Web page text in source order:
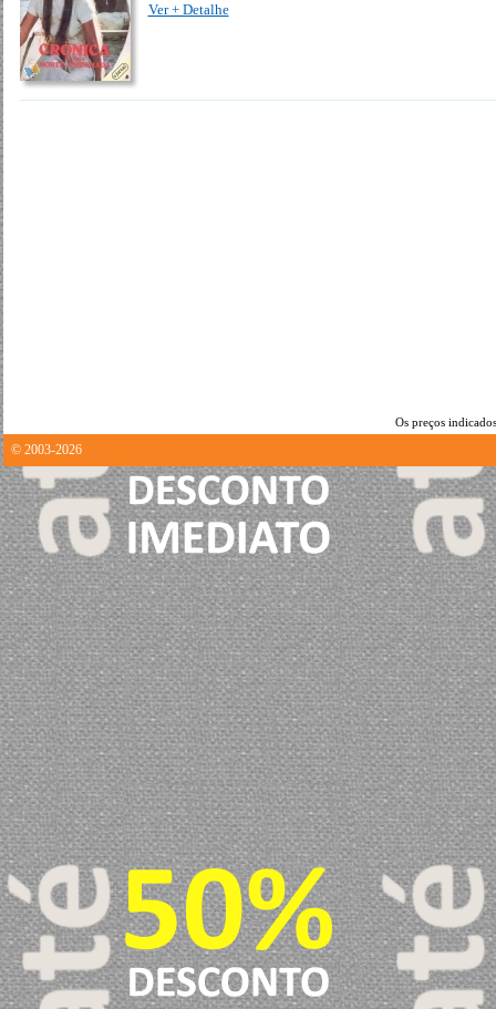
Ver + Detalhe
Os preços
© 2003-2026